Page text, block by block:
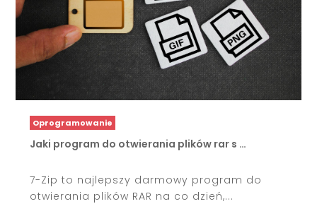
Oprogramowanie
Jaki program do otwierania plików rar s …
7-Zip to najlepszy darmowy program do
otwierania plików RAR na co dzień,...